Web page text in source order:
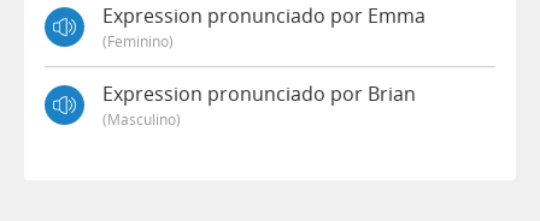
Expression pronunciado por Emma
(feminino)
Expression pronunciado por Brian
(masculino)